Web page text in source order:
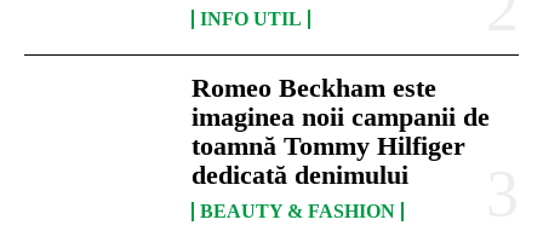
INFO UTIL
Romeo Beckham este
imaginea noii campanii de
toamnă Tommy Hilfiger
dedicată denimului
BEAUTY & FASHION